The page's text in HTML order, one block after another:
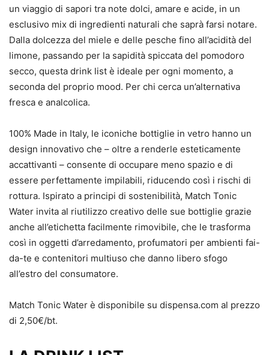
un viaggio di sapori tra note dolci, amare e acide, in un
esclusivo mix di ingredienti naturali che saprà farsi notare.
Dalla dolcezza del miele e delle pesche fino all’acidità del
limone, passando per la sapidità spiccata del pomodoro
secco, questa drink list è ideale per ogni momento, a
seconda del proprio mood. Per chi cerca un’alternativa
fresca e analcolica.
100% Made in Italy, le iconiche bottiglie in vetro hanno un
design innovativo che – oltre a renderle esteticamente
accattivanti – consente di occupare meno spazio e di
essere perfettamente impilabili, riducendo così i rischi di
rottura. Ispirato a principi di sostenibilità, Match Tonic
Water invita al riutilizzo creativo delle sue bottiglie grazie
anche all’etichetta facilmente rimovibile, che le trasforma
così in oggetti d’arredamento, profumatori per ambienti fai-
da-te e contenitori multiuso che danno libero sfogo
all’estro del consumatore.
Match Tonic Water è disponibile su dispensa.com al prezzo
di 2,50€/bt.